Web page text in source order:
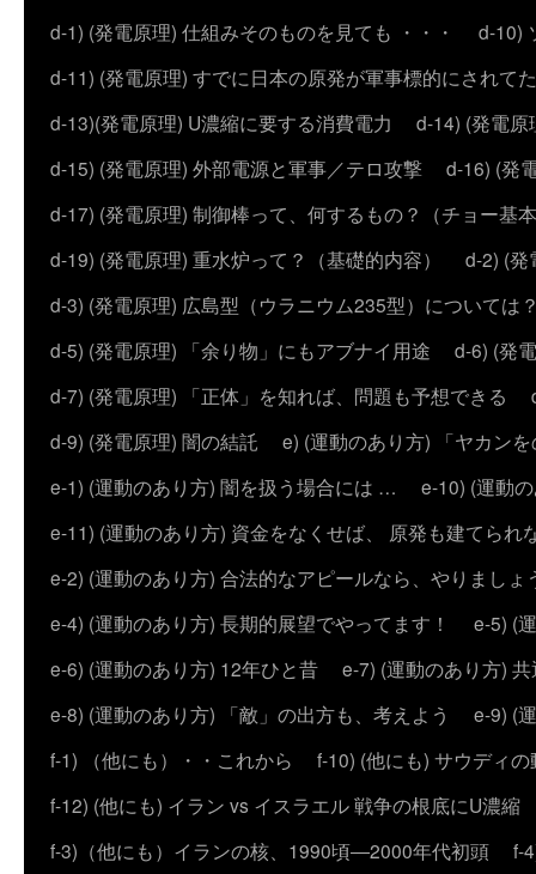
d-1) (発電原理) 仕組みそのものを見ても ・・・
d-10)
d-11) (発電原理) すでに日本の原発が軍事標的にされて
d-13)(発電原理) U濃縮に要する消費電力
d-14) (発電
d-15) (発電原理) 外部電源と軍事／テロ攻撃
d-16) (発
d-17) (発電原理) 制御棒って、何するもの？（チョー基
d-19) (発電原理) 重水炉って？（基礎的内容）
d-2) (発
d-3) (発電原理) 広島型（ウラニウム235型）については
d-5) (発電原理) 「余り物」にもアブナイ用途
d-6) (発
d-7) (発電原理) 「正体」を知れば、問題も予想できる
d-9) (発電原理) 闇の結託
e) (運動のあり方) 「ヤカン
e-1) (運動のあり方) 闇を扱う場合には …
e-10) (運動
e-11) (運動のあり方) 資金をなくせば、 原発も建てられ
e-2) (運動のあり方) 合法的なアピールなら、やりましょ
e-4) (運動のあり方) 長期的展望でやってます！
e-5) (
e-6) (運動のあり方) 12年ひと昔
e-7) (運動のあり方)
e-8) (運動のあり方) 「敵」の出方も、考えよう
e-9) (
f-1) （他にも）・・これから
f-10) (他にも) サウディの
f-12) (他にも) イラン vs イスラエル 戦争の根底にU濃縮
f-3)（他にも）イランの核、1990頃―2000年代初頭
f-